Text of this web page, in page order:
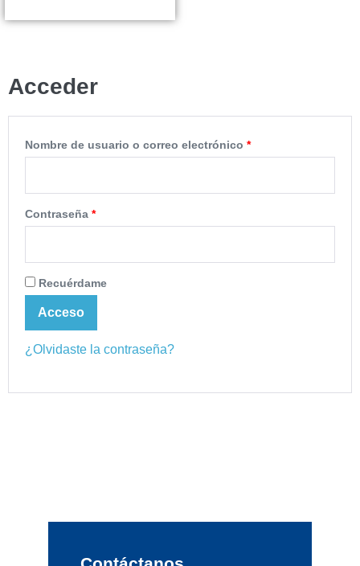
Acceder
Nombre de usuario o correo electrónico *
Contraseña *
Recuérdame
Acceso
¿Olvidaste la contraseña?